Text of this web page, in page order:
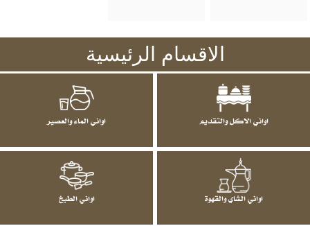
الاقسام الرئيسية
اواني الاكل والتقديم اواني الماء والعصير
اواني الشاي والقهوة اواني الطبخ